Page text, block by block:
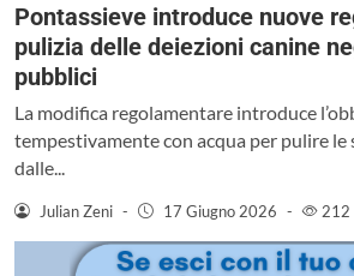
Pontassieve introduce nuove
pulizia delle deiezioni canine
pubblici
La modifica regolamentare introduce
tempestivamente con acqua per pulire
dalle...
Julian Zeni - 17 Giugno 2026 - 212